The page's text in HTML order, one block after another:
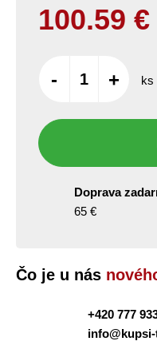
100.59 €
- + ks
Doprava
65 €
Čo je u nás
+420 777